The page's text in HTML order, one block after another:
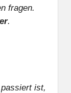
fragen.
.
ist,